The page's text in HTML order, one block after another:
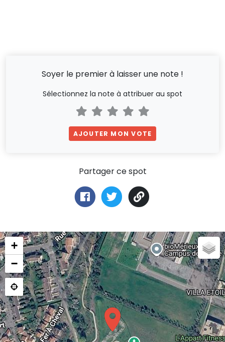
Soyer le premier à laisser une note !
Sélectionnez la note à attribuer au spot
AJOUTER MON VOTE
Partager ce spot
+
−